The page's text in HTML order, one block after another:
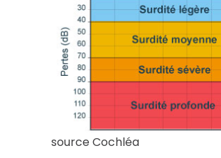
source Cochléa